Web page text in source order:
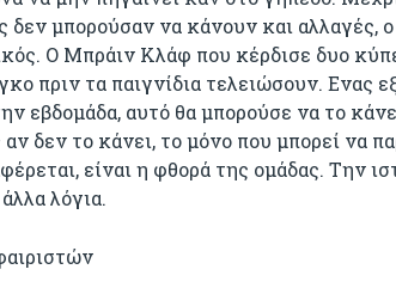
δεν μπορούσαν να κάνουν και αλλαγές,
Ο Μπράιν Κλάφ που κέρδισε δυο
πριν τα παιγνίδια τελειώσουν. Ενας
εβδομάδα, αυτό θα μπορούσε να το
δεν το κάνει, το μόνο που μπορεί να
είναι η φθορά της ομάδας. Την
λόγια.